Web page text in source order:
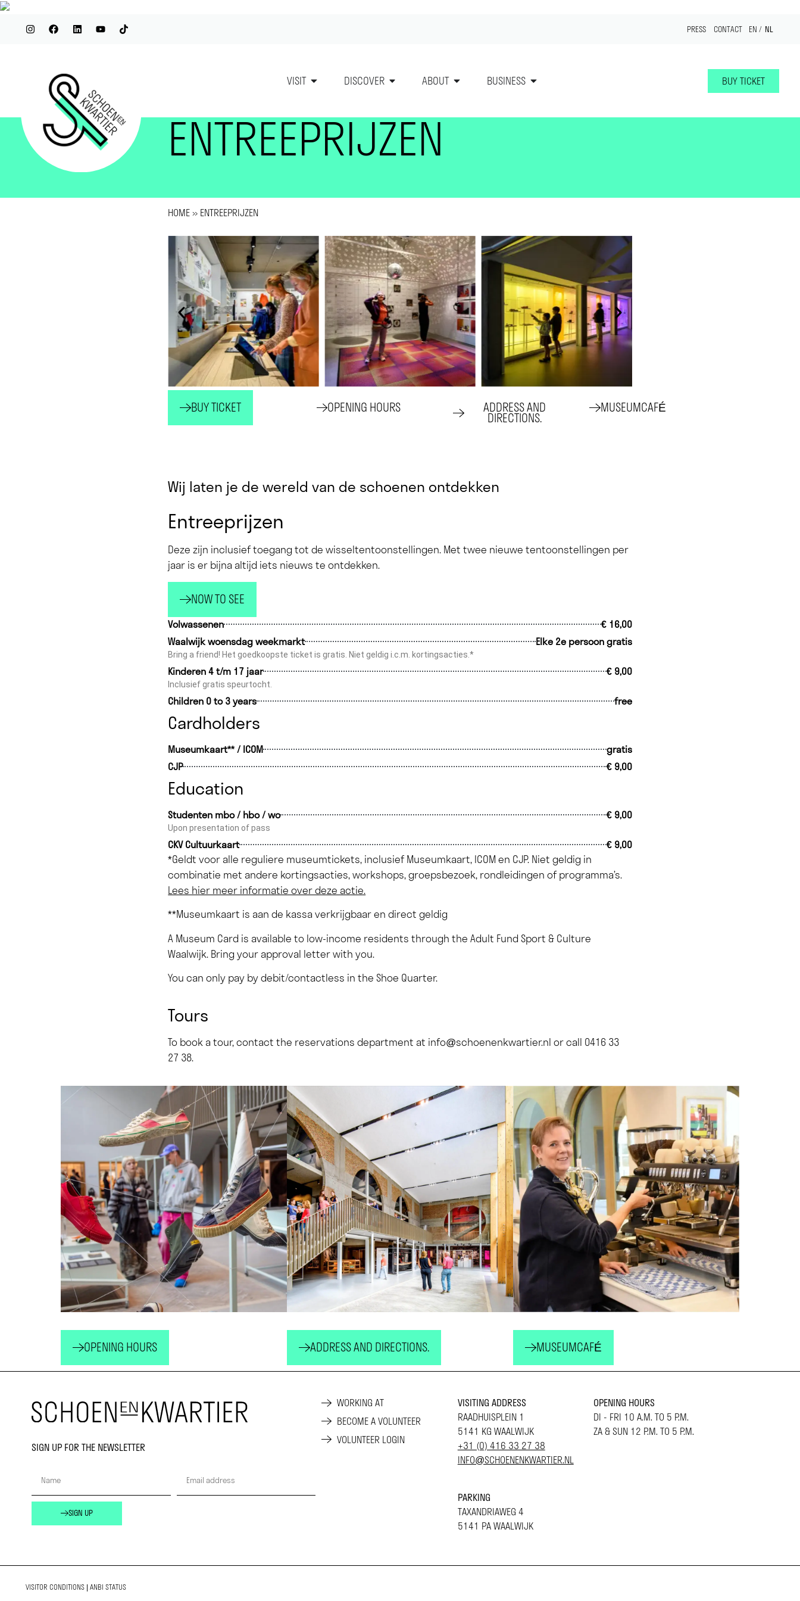
PRESS CONTACT EN NL
VISIT DISCOVER ABOUT BUSINESS BUY TICKET
ENTREEPRIJZEN
HOME » ENTREEPRIJZEN
BUY TICKET OPENING HOURS ADDRESS AND
DIRECTIONS.
MUSEUMCAFÉ
Wij laten je de wereld van de schoenen ontdekken
Entreeprijzen
Deze zijn inclusief toegang tot de wisseltentoonstellingen. Met twee nieuwe tentoonstellingen per
jaar is er bijna altijd iets nieuws te ontdekken.
NOW TO SEE
Volwassenen
€ 16,00
Waalwijk woensdag weekmarkt
Elke 2e persoon gratis
Bring a friend! Het goedkoopste ticket is gratis. Niet geldig i.c.m. kortingsacties.*
Kinderen 4 t/m 17 jaar € 9,00
Inclusief gratis speurtocht.
Children 0 to 3 years free
Cardholders
Museumkaart** / ICOM
gratis
CJP
€ 9,00
Education
Studenten mbo / hbo / wo € 9,00
Upon presentation of pass
CKV Cultuurkaart € 9,00
*Geldt voor alle reguliere museumtickets, inclusief Museumkaart, ICOM en CJP. Niet geldig in
combinatie met andere kortingsacties, workshops, groepsbezoek, rondleidingen of programma’s.
Lees hier meer informatie over deze actie.
**Museumkaart is aan de kassa verkrijgbaar en direct geldig
A Museum Card is available to low-income residents through the Adult Fund Sport & Culture
Waalwijk. Bring your approval letter with you.
You can only pay by debit/contactless in the Shoe Quarter.
Tours
To book a tour, contact the reservations department at info@schoenenkwartier.nl or call 0416 33
27 38.
OPENING HOURS ADDRESS AND DIRECTIONS. MUSEUMCAFÉ
SIGN UP FOR THE NEWSLETTER
SIGN UP
WORKING AT
BECOME A VOLUNTEER
VOLUNTEER LOGIN
VISITING ADDRESS
RAADHUISPLEIN 1
5141 KG WAALWIJK
+31 (0) 416 33 27 38
INFO@SCHOENENKWARTIER.NL
PARKING
TAXANDRIAWEG 4
5141 PA WAALWIJK
OPENING HOURS
DI - FRI 10 A.M. TO 5 P.M.
ZA & SUN 12 P.M. TO 5 P.M.
VISITOR CONDITIONS | ANBI STATUS